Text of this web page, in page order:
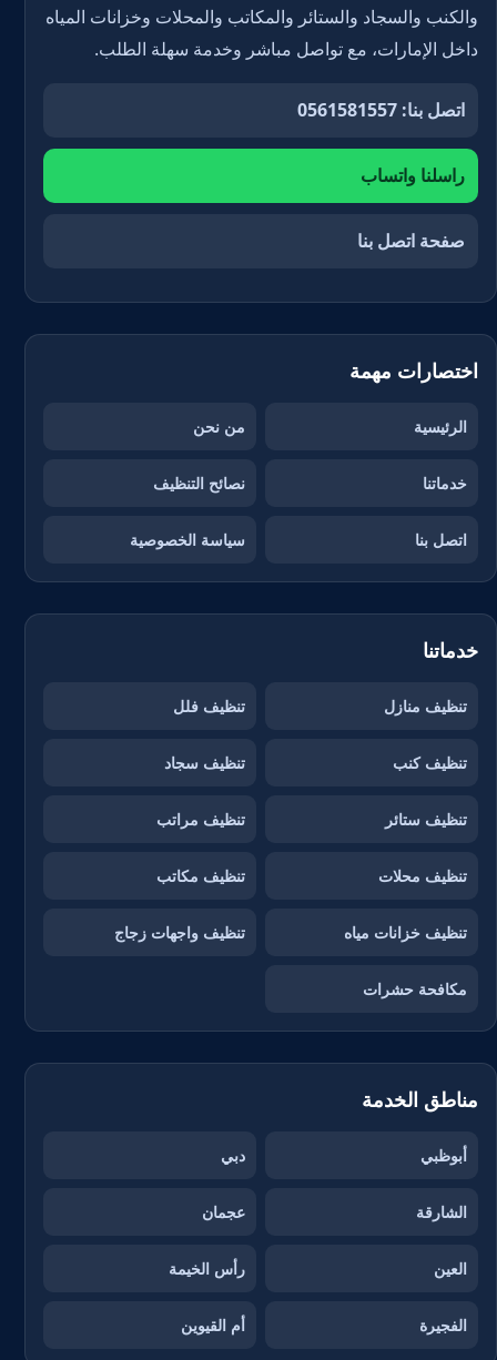
والكنب والسجاد والستائر والمكاتب والمحلات وخزانات المياه
داخل الإمارات، مع تواصل مباشر وخدمة سهلة الطلب.
اتصل بنا: 0561581557
راسلنا واتساب
صفحة اتصل بنا
اختصارات مهمة
الرئيسية من نحن
خدماتنا نصائح التنظيف
اتصل بنا سياسة الخصوصية
خدماتنا
تنظيف منازل تنظيف فلل
تنظيف كنب تنظيف سجاد
تنظيف ستائر تنظيف مراتب
تنظيف محلات تنظيف مكاتب
تنظيف خزانات مياه تنظيف واجهات زجاج
مكافحة حشرات
مناطق الخدمة
أبوظبي دبي
الشارقة عجمان
العين رأس الخيمة
الفجيرة أم القيوين